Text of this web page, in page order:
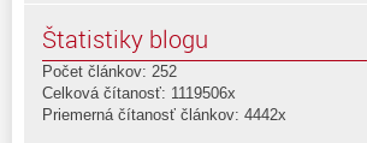
Štatistiky blogu
Počet článkov: 252
Celková čítanosť: 1119506x
Priemerná čítanosť článkov: 4442x